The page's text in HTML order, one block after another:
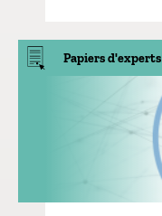
Papiers d'experts